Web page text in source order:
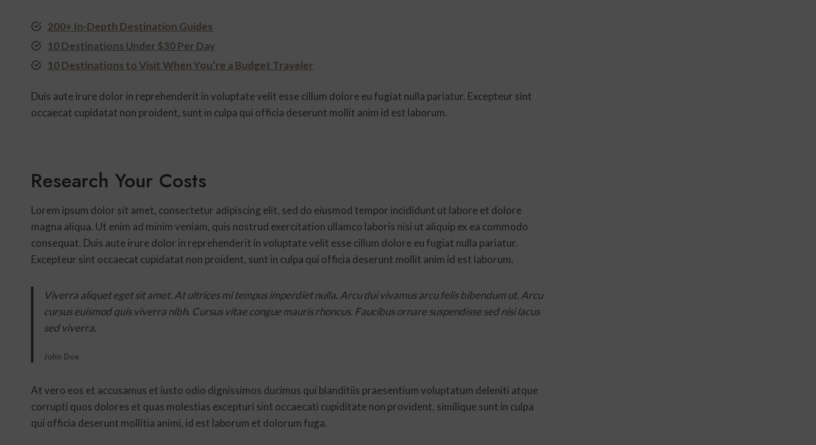
200+ In-Depth Destination Guides
10 Destinations Under $30 Per Day
10 Destinations to Visit When You’re a Budget Traveler
Duis aute irure dolor in reprehenderit in voluptate velit esse cillum dolore eu fugiat nulla pariatur. Excepteur sint
occaecat cupidatat non proident, sunt in culpa qui officia deserunt mollit anim id est laborum.
Research Your Costs
Lorem ipsum dolor sit amet, consectetur adipiscing elit, sed do eiusmod tempor incididunt ut labore et dolore
magna aliqua. Ut enim ad minim veniam, quis nostrud exercitation ullamco laboris nisi ut aliquip ex ea commodo
consequat. Duis aute irure dolor in reprehenderit in voluptate velit esse cillum dolore eu fugiat nulla pariatur.
Excepteur sint occaecat cupidatat non proident, sunt in culpa qui officia deserunt mollit anim id est laborum.
Viverra aliquet eget sit amet. At ultrices mi tempus imperdiet nulla. Arcu dui vivamus arcu felis bibendum ut. Arcu
cursus euismod quis viverra nibh. Cursus vitae congue mauris rhoncus. Faucibus ornare suspendisse sed nisi lacus
sed viverra.
John Doe
At vero eos et accusamus et iusto odio dignissimos ducimus qui blanditiis praesentium voluptatum deleniti atque
corrupti quos dolores et quas molestias excepturi sint occaecati cupiditate non provident, similique sunt in culpa
qui officia deserunt mollitia animi, id est laborum et dolorum fuga.